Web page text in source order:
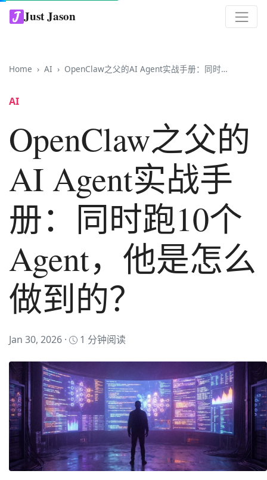
Just Jason
Home AI OpenClaw之父的AI Agent实战手册：同时跑10个Agent，他是怎么做到的？
AI
OpenClaw之父的
AI Agent实战手
册：同时跑10个
Agent，他是怎么
做到的？
Jan 30, 2026 · 1 分钟阅读